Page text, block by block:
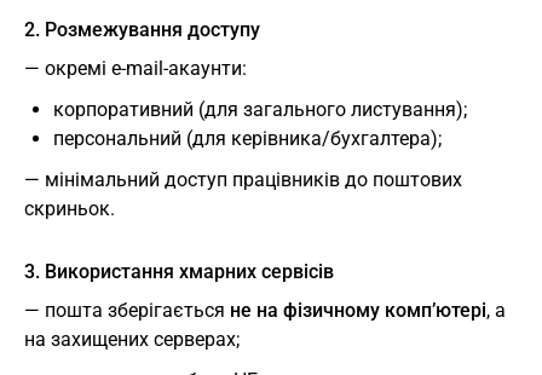
2. Розмежування доступу
— окремі e-mail-акаунти:
корпоративний (для загального листування);
персональний (для керівника/бухгалтера);
— мінімальний доступ працівників до поштових
скриньок.
3. Використання хмарних сервісів
— пошта зберігається не на фізичному комп’ютері, а
на захищених серверах;